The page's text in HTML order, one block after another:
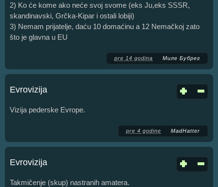
2) Ko će kome ako neće svoj svome (eks Ju,eks SSSR,
skandinavski, Grčka-Kipar i ostali lobiji)
3) Nemam prijatelje, daću 10 domaćinu a 12 Nemačkoj zato
što je glavna u EU
pre 14 godina Миле Бубрег
Evrovizija
Vizija pederske Evrope.
pre 4 godine MadHatter
Evrovizija
Takmičenje (skup) nastranih amatera.